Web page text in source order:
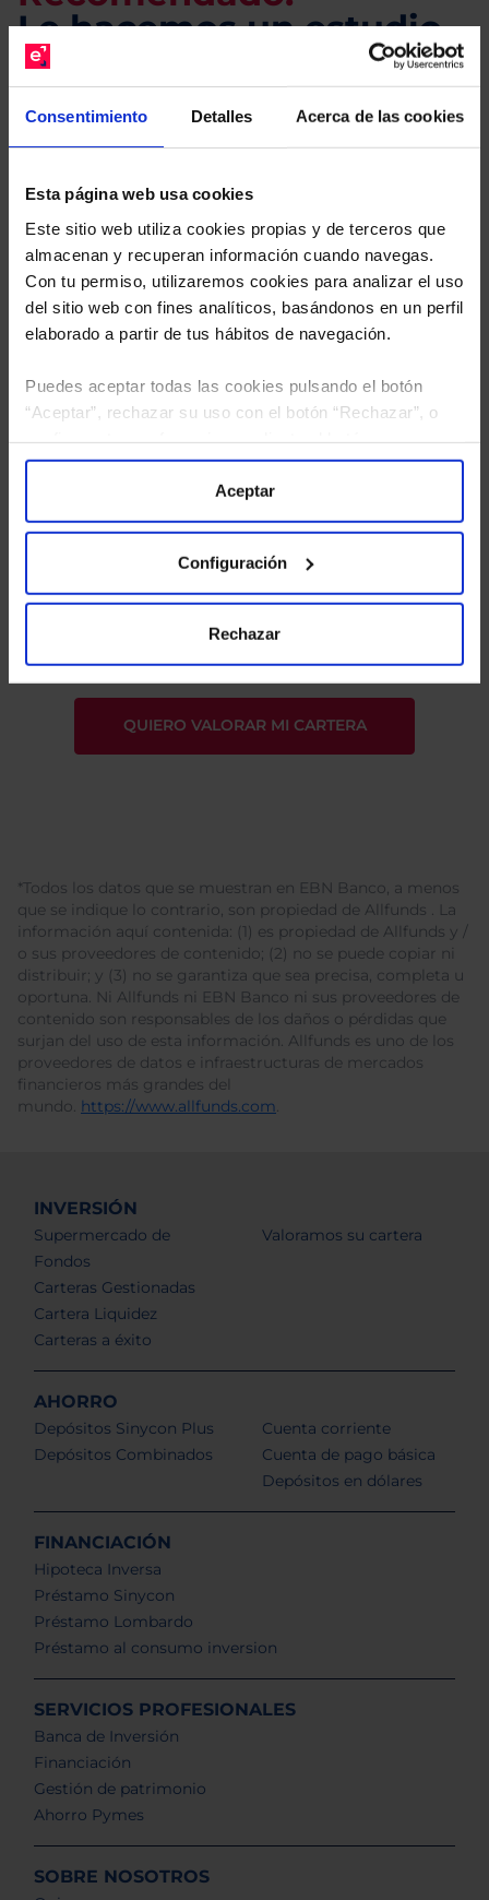
Consentimiento Detalles Acerca de las cookies
Esta página web usa cookies
Este sitio web utiliza cookies propias y de terceros que
almacenan y recuperan información cuando navegas.
Con tu permiso, utilizaremos cookies para analizar el uso
del sitio web con fines analíticos, basándonos en un perfil
elaborado a partir de tus hábitos de navegación.
Puedes aceptar todas las cookies pulsando el botón
“Aceptar”, rechazar su uso con el botón “Rechazar”, o
“Configuración”. Consulta nuestraPolítica
para más información.
Aceptar
Configuración
Rechazar
Le hacemos un estudio
gratuito de su cartera.
Descárguese el archivoe indíquenos los ISINs de
sus Fondos y nuestros expertos le enviarán un
Limpias con las que podrá ahorrar en sus costes.
tratamiento de mis datos personales.
*Todos los datos que se muestran en EBN Banco, a menos
que se indique lo contrario, son propiedad de Allfunds . La
información aquí contenida: (1) es propiedad de Allfunds y /
o sus proveedores de contenido; (2) no se puede copiar ni
distribuir; y (3) no se garantiza que sea precisa, completa u
oportuna. Ni Allfunds ni EBN Banco ni sus proveedores de
contenido son responsables de los daños o pérdidas que
surjan del uso de esta información. Allfunds es uno de los
proveedores de datos e infraestructuras de mercados
financieros más grandes del
mundo. https://www.allfunds.com.
INVERSIÓN
Supermercado de
Fondos
Carteras Gestionadas
Cartera Liquidez
Carteras a éxito
Valoramos su cartera
AHORRO
Depósitos Sinycon Plus
Depósitos Combinados
Cuenta corriente
Cuenta de pago básica
Depósitos en dólares
FINANCIACIÓN
Hipoteca Inversa
Préstamo Sinycon
Préstamo Lombardo
Préstamo al consumo inversion
SERVICIOS PROFESIONALES
Banca de Inversión
Financiación
Gestión de patrimonio
Ahorro Pymes
SOBRE NOSOTROS